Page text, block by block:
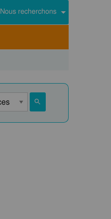
Nous recherchons